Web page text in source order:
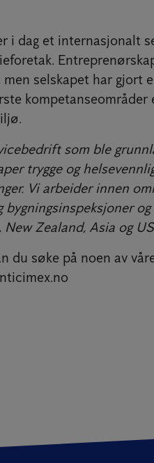
i dag et internasjonalt
selskapet har gjort
kompetanseområder
som ble
trygge og
Vi arbeider innen
Zealand, Asia og
du søke på noen av